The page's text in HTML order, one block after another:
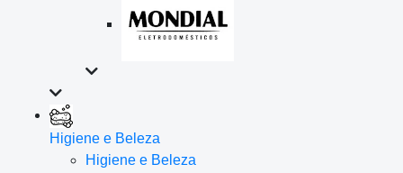
Higiene e Beleza
Higiene e Beleza